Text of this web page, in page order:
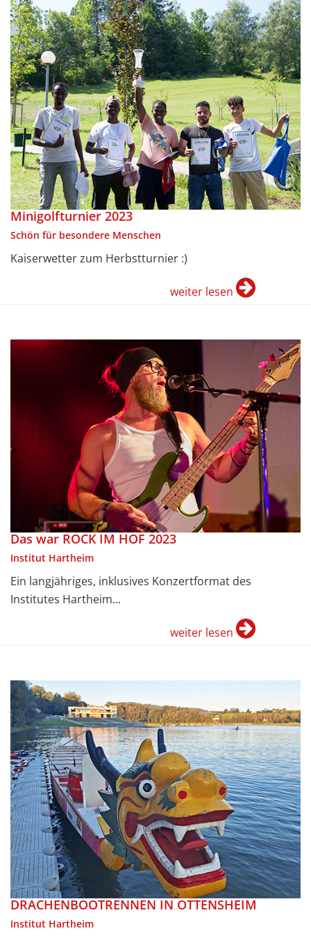
Minigolfturnier 2023
Schön für besondere Menschen
Kaiserwetter zum Herbstturnier :)
weiter lesen
Das war ROCK IM HOF 2023
Institut Hartheim
Ein langjähriges, inklusives Konzertformat des
Institutes Hartheim...
weiter lesen
DRACHENBOOTRENNEN IN OTTENSHEIM
Institut Hartheim